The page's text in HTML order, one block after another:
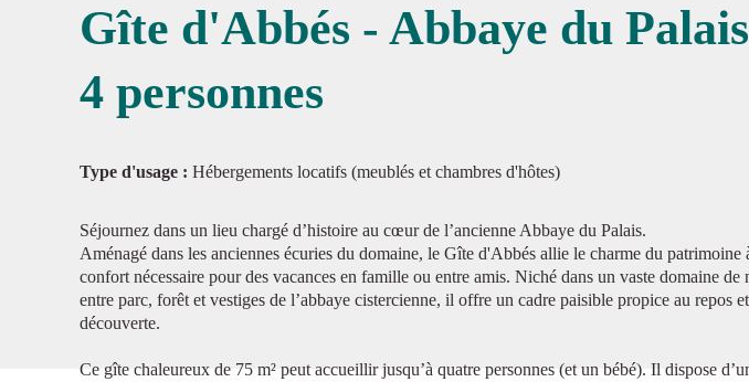
Gîte d'Abbés - Abbaye du
4 personnes
Type d'usage : Hébergements locatifs (meublés et chambres d'hôtes)
Séjournez dans un lieu chargé d’histoire au cœur de l’ancienne Abbaye du Palais.
Aménagé dans les anciennes écuries du domaine, le Gîte d'Abbés allie le charme du patrimoine
confort nécessaire pour des vacances en famille ou entre amis. Niché dans un vaste domaine de
entre parc, forêt et vestiges de l’abbaye cistercienne, il offre un cadre paisible propice au repos
découverte.
Ce gîte chaleureux de 75 m² peut accueillir jusqu’à quatre personnes (et un bébé). Il dispose